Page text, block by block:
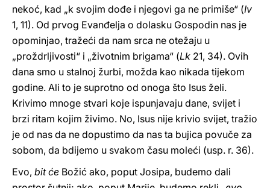
nekoć, kad „k svojim dođe i njegovi ga ne primiše“ (Iv
1, 11). Od prvog Evanđelja o dolasku Gospodin nas je
opominjao, tražeći da nam srca ne otežaju u
„proždrljivosti“ i „životnim brigama“ (Lk 21, 34). Ovih
dana smo u stalnoj žurbi, možda kao nikada tijekom
godine. Ali to je suprotno od onoga što Isus želi.
Krivimo mnoge stvari koje ispunjavaju dane, svijet i
brzi ritam kojim živimo. No, Isus nije krivio svijet, tražio
je od nas da ne dopustimo da nas ta bujica povuče za
sobom, da bdijemo u svakom času moleći (usp. r. 36).
Evo, bit će Božić ako, poput Josipa, budemo dali